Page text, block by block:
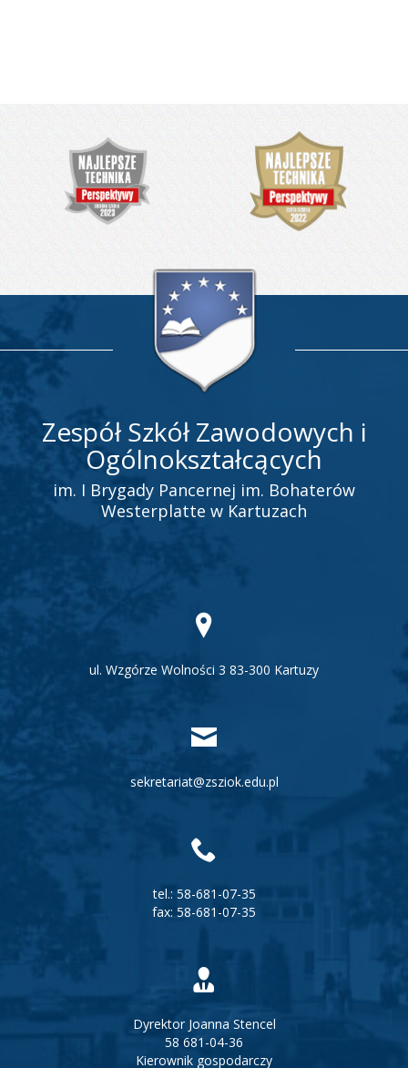
Zespół Szkół Zawodowych i
Ogólnokształcących
im. I Brygady Pancernej im. Bohaterów
Westerplatte w Kartuzach
ul. Wzgórze Wolności 3 83-300 Kartuzy
sekretariat@zsziok.edu.pl
tel.: 58-681-07-35
fax: 58-681-07-35
Dyrektor Joanna Stencel
58 681-04-36
Kierownik gospodarczy